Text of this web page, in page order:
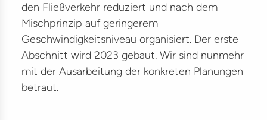
den Fließverkehr reduziert und nach dem
Mischprinzip auf geringerem
Geschwindigkeitsniveau organisiert. Der erste
Abschnitt wird 2023 gebaut. Wir sind nunmehr
mit der Ausarbeitung der konkreten Planungen
betraut.